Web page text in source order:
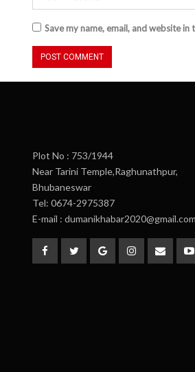
Save my name, email, and website
Plot No : 753/1944
Near Tarini Temple,Raghunathpur,
Bhubaneswar
Tel: 0674-2975387
E-mail : dumanikhabar2020@gmail.com